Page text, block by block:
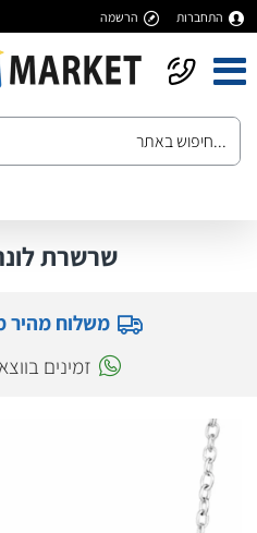
התחברות הרשמה
שרשרת
משלוח מהיר
זמינים